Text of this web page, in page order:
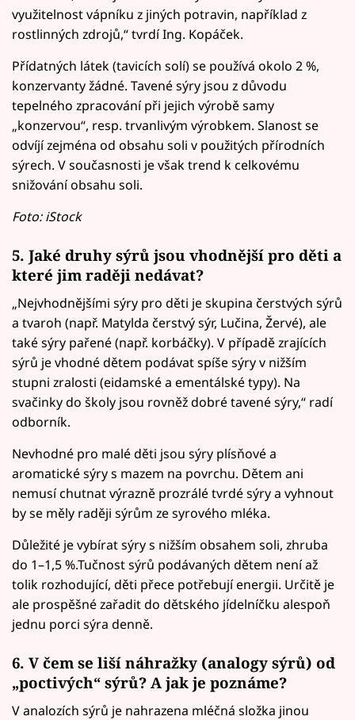
využitelnost vápníku z jiných potravin, například z
rostlinných zdrojů,“ tvrdí Ing. Kopáček.
Přídatných látek (tavicích solí) se používá okolo 2 %,
konzervanty žádné. Tavené sýry jsou z důvodu
tepelného zpracování při jejich výrobě samy
„konzervou“, resp. trvanlivým výrobkem. Slanost se
odvíjí zejména od obsahu soli v použitých přírodních
sýrech. V současnosti je však trend k celkovému
snižování obsahu soli.
Foto: iStock
5. Jaké druhy sýrů jsou vhodnější pro děti a
které jim raději nedávat?
„Nejvhodnějšími sýry pro děti je skupina čerstvých sýrů
a tvaroh (např. Matylda čerstvý sýr, Lučina, Žervé), ale
také sýry pařené (např. korbáčky). V případě zrajících
sýrů je vhodné dětem podávat spíše sýry v nižším
stupni zralosti (eidamské a ementálské typy). Na
svačinky do školy jsou rovněž dobré tavené sýry,“ radí
odborník.
Nevhodné pro malé děti jsou sýry plísňové a
aromatické sýry s mazem na povrchu. Dětem ani
nemusí chutnat výrazně prozrálé tvrdé sýry a vyhnout
by se měly raději sýrům ze syrového mléka.
Důležité je vybírat sýry s nižším obsahem soli, zhruba
do 1–1,5 %.Tučnost sýrů podávaných dětem není až
tolik rozhodující, děti přece potřebují energii. Určitě je
ale prospěšné zařadit do dětského jídelníčku alespoň
jednu porci sýra denně.
6. V čem se liší náhražky (analogy sýrů) od
„poctivých“ sýrů? A jak je poznáme?
V analozích sýrů je nahrazena mléčná složka jinou